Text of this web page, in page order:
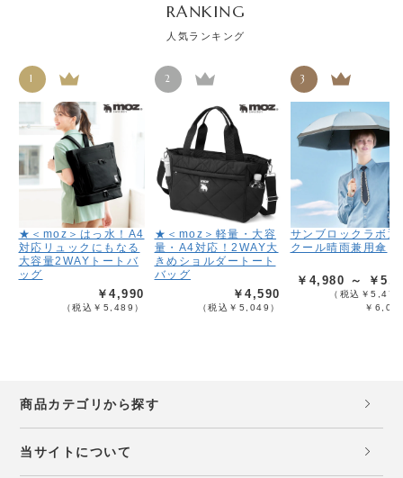
RANKING
人気ランキング
1
★＜moz＞はっ水！A4
対応リュックにもなる
大容量2WAYトートバ
ッグ
￥4,990
（税込￥5,489）
2
★＜moz＞軽量・大容
量・A4対応！2WAY大
きめショルダートート
バッグ
￥4,590
（税込￥5,049）
3
サンブロックラボ遮
クール晴雨兼用傘
￥4,980 ～ ￥
（税込￥
￥
商品カテゴリから探す
当サイトについて